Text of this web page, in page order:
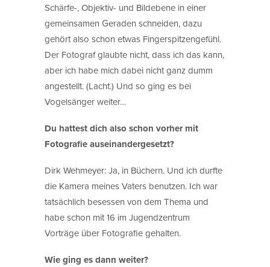
Schärfe-, Objektiv- und Bildebene in einer
gemeinsamen Geraden schneiden, dazu
gehört also schon etwas Fingerspitzengefühl.
Der Fotograf glaubte nicht, dass ich das kann,
aber ich habe mich dabei nicht ganz dumm
angestellt. (Lacht.) Und so ging es bei
Vogelsänger weiter…
Du hattest dich also schon vorher mit
Fotografie auseinandergesetzt?
Dirk Wehmeyer: Ja, in Büchern. Und ich durfte
die Kamera meines Vaters benutzen. Ich war
tatsächlich besessen von dem Thema und
habe schon mit 16 im Jugendzentrum
Vorträge über Fotografie gehalten.
Wie ging es dann weiter?